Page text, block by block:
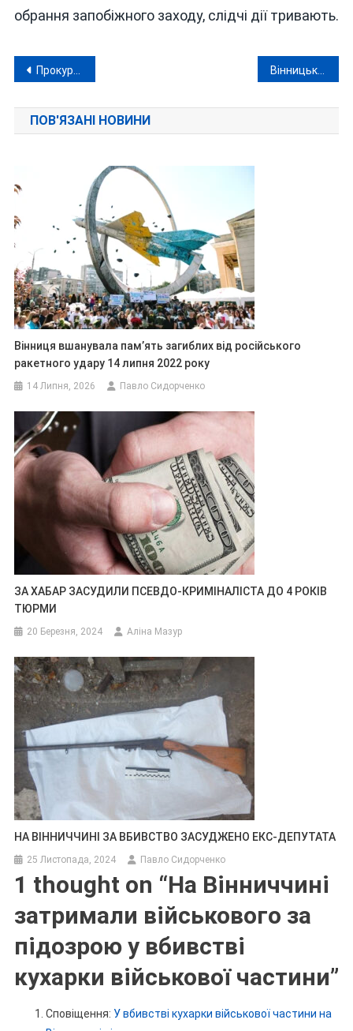
обрання запобіжного заходу, слідчі дії тривають.
Навігація
записів
Прокуратура на Вінниччині вимагає 67 мільйонів застави для організатора мережі з продажу вейпів
ПОВ'ЯЗАНІ НОВИНИ
Вінниця вшанувала пам’ять загиблих від російського
ракетного удару 14 липня 2022 року
14 Липня, 2026 Павло Сидорченко
ЗА ХАБАР ЗАСУДИЛИ ПСЕВДО-КРИМІНАЛІСТА ДО 4 РОКІВ
ТЮРМИ
20 Березня, 2024 Аліна Мазур
НА ВІННИЧЧИНІ ЗА ВБИВСТВО ЗАСУДЖЕНО ЕКС-ДЕПУТАТА
25 Листопада, 2024 Павло Сидорченко
1 thought on “На Вінниччині
затримали військового за
підозрою у вбивстві
кухарки військової частини”
Сповіщення: У вбивстві кухарки військової частини на